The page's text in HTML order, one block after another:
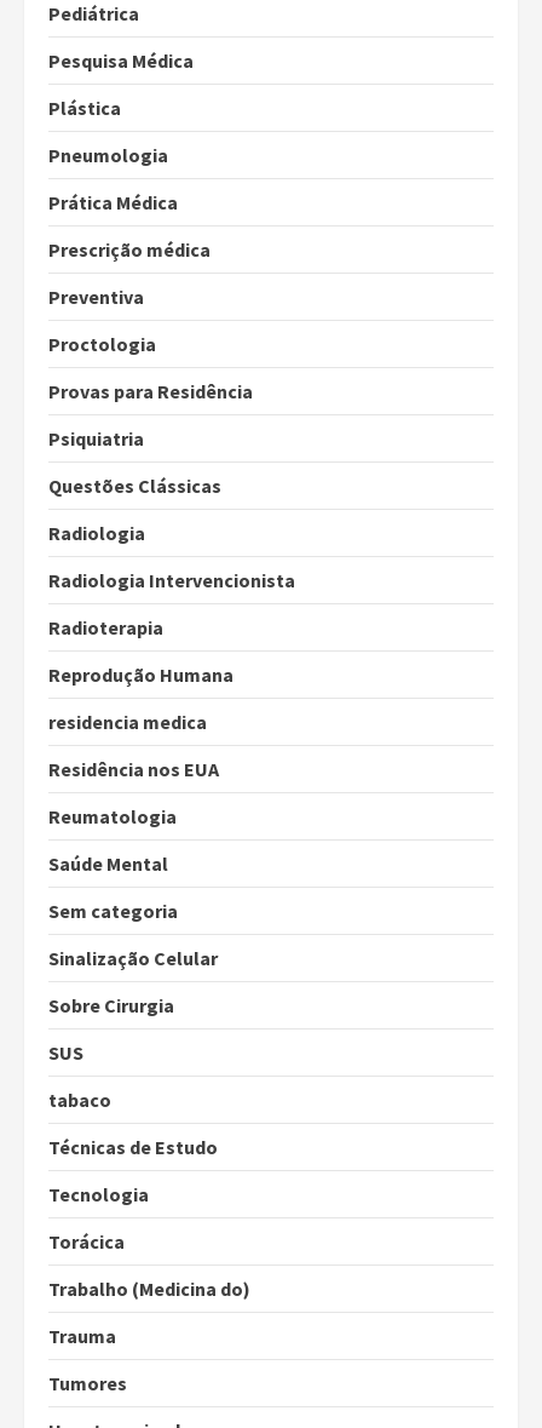
Pediátrica
Pesquisa Médica
Plástica
Pneumologia
Prática Médica
Prescrição médica
Preventiva
Proctologia
Provas para Residência
Psiquiatria
Questões Clássicas
Radiologia
Radiologia Intervencionista
Radioterapia
Reprodução Humana
residencia medica
Residência nos EUA
Reumatologia
Saúde Mental
Sem categoria
Sinalização Celular
Sobre Cirurgia
SUS
tabaco
Técnicas de Estudo
Tecnologia
Torácica
Trabalho (Medicina do)
Trauma
Tumores